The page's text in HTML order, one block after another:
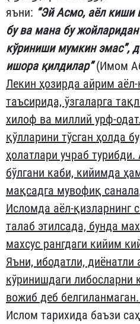
яъни: “Эй Асмо, аёл киши
бу ва мана бу
кўриниши мумкин эмас”,
ишора қилдилар”(Имом
Лекин ҳозирда айрим
таъсирида, ўзгаларга
хилоф ва миллий урф-
қўлларини тўсган ҳолда
ҳолатлари учраб
бўлгани каби, кийимда
мақсадга мувофиқ
Исломда аёл-қизларнинг
талаб этилсада, бунда
махсус рангдаги кийим
Яъни, ибодатли, диёнатли
кўринишдаги либосларни
вожиб деб белгиланмаган.
Ислом тарихида баъзи